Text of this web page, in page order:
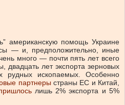
американскую помощь Украине
— и, предположительно, иные
много — почти пять лет всего
двадцать лет экспорта зерновых
рудных ископаемых. Особенно
партнеры страны ЕС и Китай,
лишь 2% экспорта и 5%